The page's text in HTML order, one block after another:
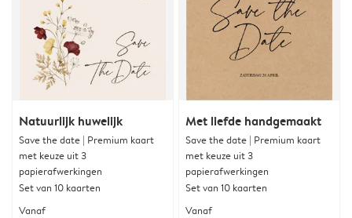
Natuurlijk huwelijk
Save the date | Premium kaart
met keuze uit 3
papierafwerkingen
Set van 10 kaarten
Vanaf
Met liefde handgemaakt
Save the date | Premium kaart
met keuze uit 3
papierafwerkingen
Set van 10 kaarten
Vanaf